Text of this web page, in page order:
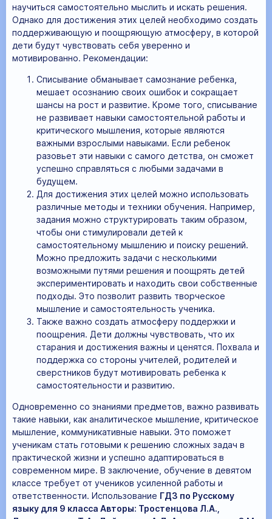
научиться самостоятельно мыслить и искать решения.
Однако для достижения этих целей необходимо создать
поддерживающую и поощряющую атмосферу, в которой
дети будут чувствовать себя уверенно и
мотивированно. Рекомендации:
Списывание обманывает самознание ребенка,
мешает осознанию своих ошибок и сокращает
шансы на рост и развитие. Кроме того, списывание
не развивает навыки самостоятельной работы и
критического мышления, которые являются
важными взрослыми навыками. Если ребенок
разовьет эти навыки с самого детства, он сможет
успешно справляться с любыми задачами в
будущем.
Для достижения этих целей можно использовать
различные методы и техники обучения. Например,
задания можно структурировать таким образом,
чтобы они стимулировали детей к
самостоятельному мышлению и поиску решений.
Можно предложить задачи с несколькими
возможными путями решения и поощрять детей
экспериментировать и находить свои собственные
подходы. Это позволит развить творческое
мышление и самостоятельность ученика.
Также важно создать атмосферу поддержки и
поощрения. Дети должны чувствовать, что их
старания и достижения важны и ценятся. Похвала и
поддержка со стороны учителей, родителей и
сверстников будут мотивировать ребенка к
самостоятельности и развитию.
Одновременно со знаниями предметов, важно развивать
такие навыки, как аналитическое мышление, критическое
мышление, коммуникативные навыки. Это поможет
ученикам стать готовыми к решению сложных задач в
практической жизни и успешно адаптироваться в
современном мире. В заключение, обучение в девятом
классе требует от учеников усиленной работы и
ответственности. Использование ГДЗ по Русскому
языку для 9 класса Авторы: Тростенцова Л.А.,